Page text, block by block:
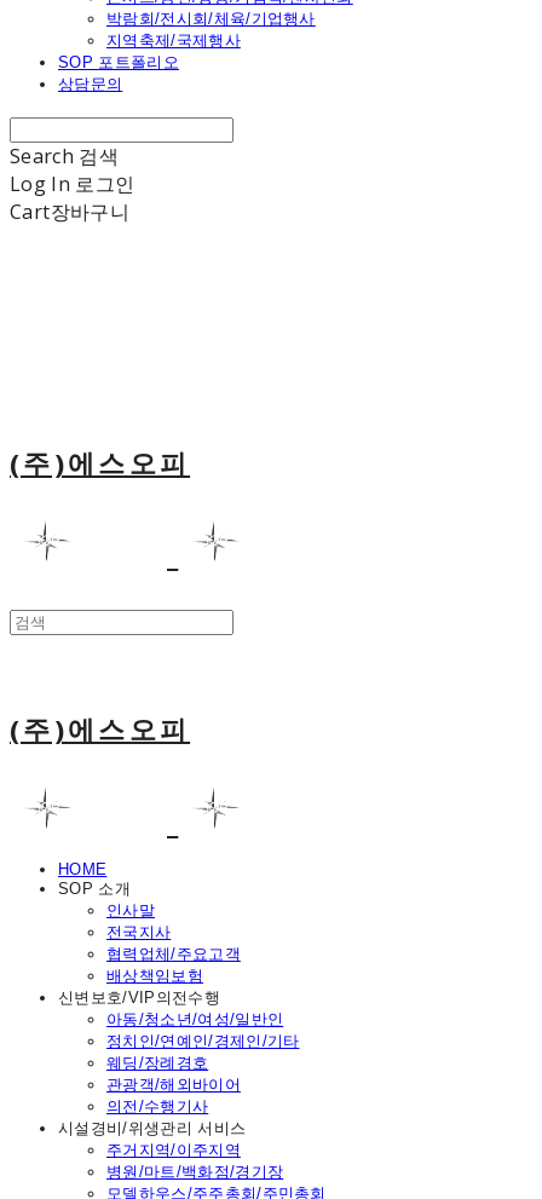
박람회/전시회/체육/기업행사
지역축제/국제행사
SOP 포트폴리오
상담문의
Search 검색
Log In 로그인
Cart장바구니
(주)에스오피
(주)에스오피
HOME
SOP 소개
인사말
전국지사
협력업체/주요고객
배상책임보험
신변보호/VIP의전수행
아동/청소년/여성/일반인
정치인/연예인/경제인/기타
웨딩/장례경호
관광객/해외바이어
의전/수행기사
시설경비/위생관리 서비스
주거지역/이주지역
병원/마트/백화점/경기장
모델하우스/주주총회/주민총회